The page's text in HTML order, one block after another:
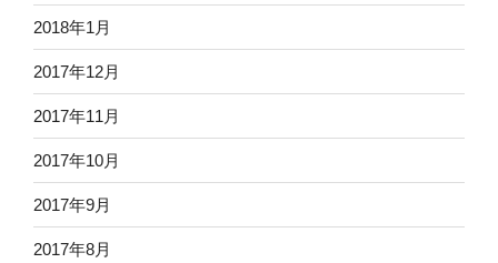
2018年1月
2017年12月
2017年11月
2017年10月
2017年9月
2017年8月